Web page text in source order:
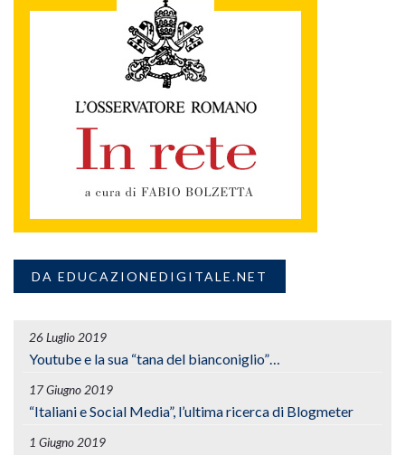
DA EDUCAZIONEDIGITALE.NET
26 Luglio 2019
Youtube e la sua “tana del bianconiglio”…
17 Giugno 2019
“Italiani e Social Media”, l’ultima ricerca di Blogmeter
1 Giugno 2019